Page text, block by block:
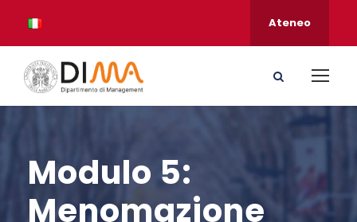
Ateneo
Modulo 5:
Menomazione